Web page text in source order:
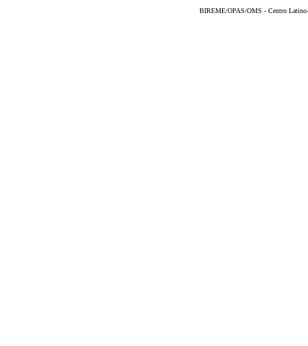
BIREME/OPAS/OMS - Centro Latino-